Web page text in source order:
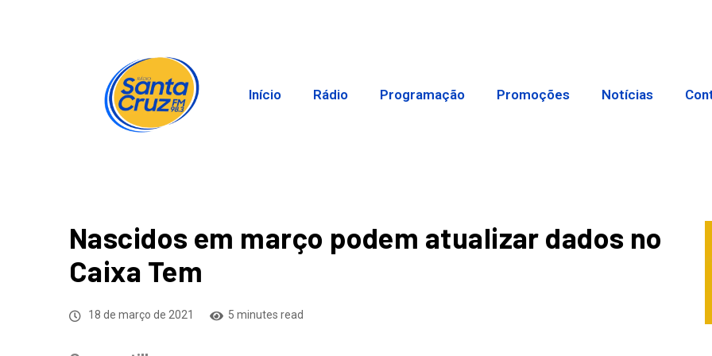
Início Rádio Programação Promoções Notícias
Nascidos em março podem atualizar dados no
Caixa Tem
18 de março de 2021 5 minutes read